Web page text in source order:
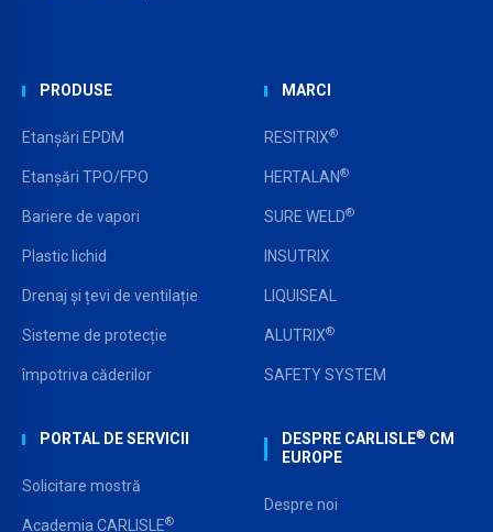
PRODUSE
Etanșări EPDM
Etanșări TPO/FPO
Bariere de vapori
Plastic lichid
Drenaj și țevi de ventilație
Sisteme de protecție
împotriva căderilor
MARCI
RESITRIX®
HERTALAN®
SURE WELD®
INSUTRIX
LIQUISEAL
ALUTRIX®
SAFETY SYSTEM
PORTAL DE SERVICII
Solicitare mostră
Academia CARLISLE®
DESPRE CARLISLE® CM
EUROPE
Despre noi